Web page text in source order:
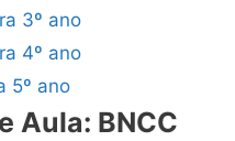
3º ano
4º ano
5º ano
Aula: BNCC